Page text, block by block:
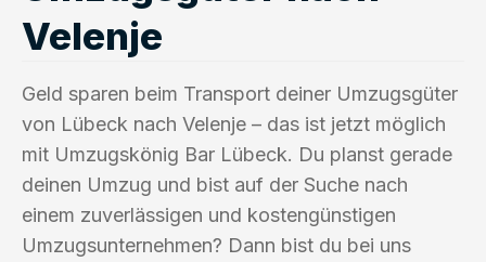
Velenje
Geld sparen beim Transport deiner Umzugsgüter
von Lübeck nach Velenje – das ist jetzt möglich
mit Umzugskönig Bar Lübeck. Du planst gerade
deinen Umzug und bist auf der Suche nach
einem zuverlässigen und kostengünstigen
Umzugsunternehmen? Dann bist du bei uns